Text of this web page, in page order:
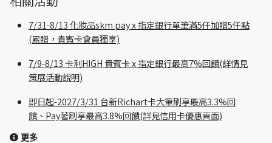
7/31-8/13 化妝品skm pay x 指定銀行單筆滿5仟加贈5仟點
(累贈，貴賓卡會員獨享)
7/9-8/13 卡利HIGH 貴賓卡 x 指定銀行最高7%回饋(詳情見
策展活動說明)
即日起-2027/3/31 台新Richart卡大筆刷享最高3.3%回
饋、Pay著刷享最高3.8%回饋(詳見信用卡優惠頁面)
更多